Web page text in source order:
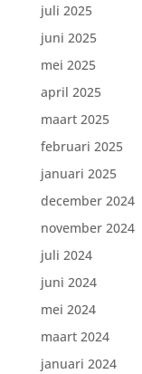
juli 2025
juni 2025
mei 2025
april 2025
maart 2025
februari 2025
januari 2025
december 2024
november 2024
juli 2024
juni 2024
mei 2024
maart 2024
januari 2024